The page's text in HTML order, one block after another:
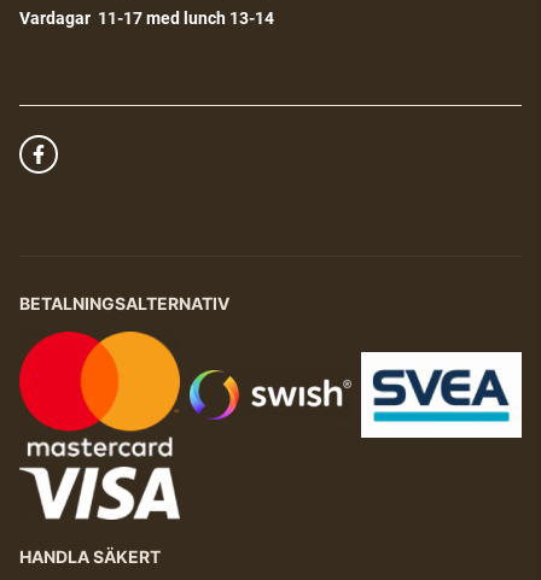
Vardagar 11-17 med lunch 13-14
BETALNINGSALTERNATIV
HANDLA SÄKERT